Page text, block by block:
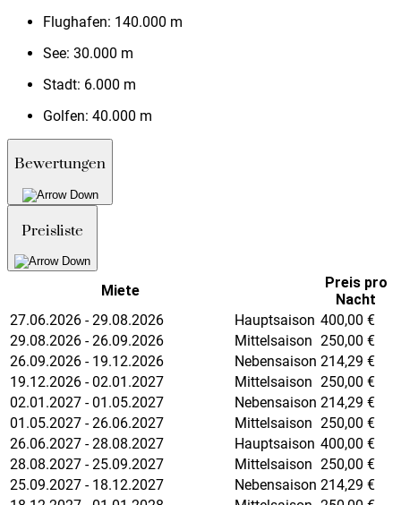
Flughafen: 140.000 m
See: 30.000 m
Stadt: 6.000 m
Golfen: 40.000 m
Bewertungen
Preisliste
Miete
Preis pro
Nacht
27.06.2026 - 29.08.2026
Hauptsaison 400,00 €
29.08.2026 - 26.09.2026
Mittelsaison 250,00 €
26.09.2026 - 19.12.2026
Nebensaison 214,29 €
19.12.2026 - 02.01.2027
Mittelsaison 250,00 €
02.01.2027 - 01.05.2027
Nebensaison 214,29 €
01.05.2027 - 26.06.2027
Mittelsaison 250,00 €
26.06.2027 - 28.08.2027
Hauptsaison 400,00 €
28.08.2027 - 25.09.2027
Mittelsaison 250,00 €
25.09.2027 - 18.12.2027
Nebensaison 214,29 €